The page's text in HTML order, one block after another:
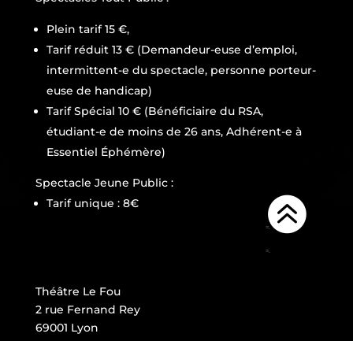
Plein tarif 15 €,
Tarif réduit 13 € (Demandeur-euse d’emploi,
intermittent-e du spectacle, personne porteur-
euse de handicap)
Tarif Spécial 10 € (Bénéficiaire du RSA,
étudiant-e de moins de 26 ans, Adhérent-e à
Essentiel Éphémère)
Spectacle Jeune Public :
Tarif unique : 8€
Théâtre Le Fou
2 rue Fernand Rey
69001 Lyon
B
=.
=.